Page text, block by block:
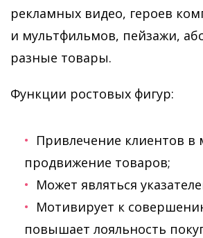
рекламных видео, героев
и мультфильмов, пейзажи,
разные товары.
Функции ростовых фигур:
Привлечение клиентов в
продвижение товаров;
Может являться
Мотивирует к
повышает лояльность